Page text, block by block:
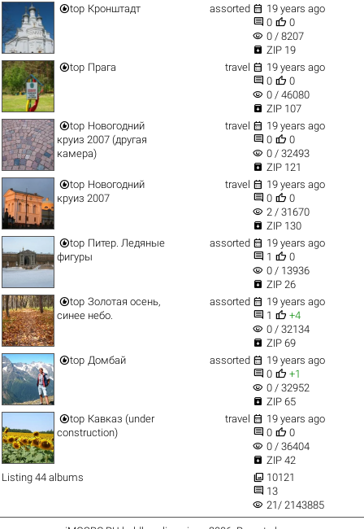
top Кронштадт assorted  19 years ago
 0  0
visibility 0 / 8207
 ZIP 19
top Прага travel  19 years ago
 0  0
visibility 0 / 46080
 ZIP 107
top Новогодний
круиз 2007 (другая
камера)
travel  19 years ago
 0  0
visibility 0 / 32493
 ZIP 121
top Новогодний
круиз 2007
travel  19 years ago
 0  0
visibility 2 / 31670
 ZIP 130
top Питер. Ледяные
фигуры
assorted  19 years ago
 1  0
visibility 0 / 13936
 ZIP 26
top Золотая осень,
синее небо.
assorted  19 years ago
 1  +4
visibility 0 / 32134
 ZIP 69
top Домбай assorted  19 years ago
 0  +1
visibility 0 / 32952
 ZIP 65
top Кавказ (under
construction)
travel  19 years ago
 0  0
visibility 0 / 36404
 ZIP 42
Listing 44 albums
 10121
 13
visibility 21/ 2143885